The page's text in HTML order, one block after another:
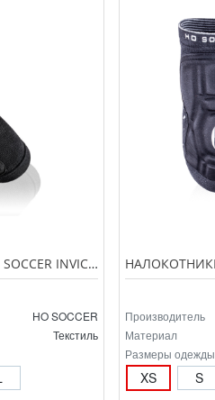
НАЛОКОТНИКИ ВРАТАРЯ HO SOCCER INVICTUS ELBOW PAD 6040
HO SOCCER
Текстиль
Производитель
Материал
Размеры одежды
XS S